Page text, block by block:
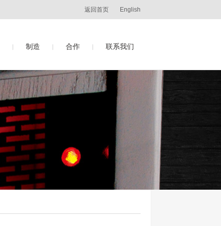
返回首页 English
制造 合作 联系我们